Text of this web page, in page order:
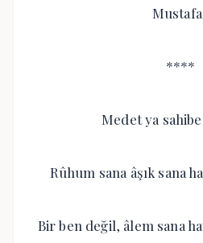
****
Medet ya
Rûhum sana âşık sana
Bir ben değil, âlem sana